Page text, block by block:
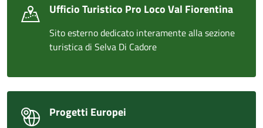
Ufficio Turistico Pro Loco Val Fiorentina
Sito esterno dedicato interamente alla sezione
turistica di Selva Di Cadore
Progetti Europei